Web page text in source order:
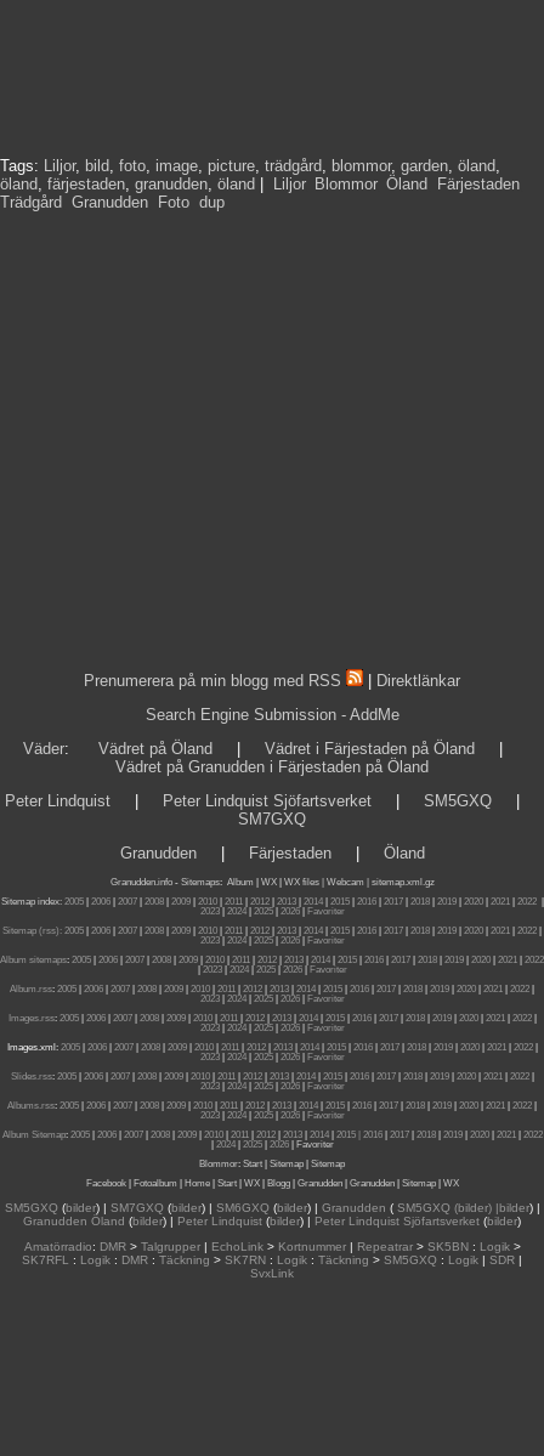
Tags: Liljor, bild, foto, image, picture, trädgård, blommor, garden, öland,
öland, färjestaden, granudden, öland Liljor, Blommor, Öland Färjestaden
Trädgård Granudden Foto dup
Prenumerera på min blogg med RSS
Direktlänkar
Search Engine Submission - AddMe
Väder: Vädret på Öland Vädret i Färjestaden på Öland
Vädret på Granudden i Färjestaden på Öland
Peter Lindquist
Peter Lindquist Sjöfartsverket SM5GXQ
SM7GXQ
Granudden| Färjestaden| Öland
Granudden.info- Sitemaps: Album WX WX files | Webcam |
sitemap.xml.gz
Sitemap index: 2005| 2006| 2007| 2008| 2009| 2010| 2011| 2012| 2013| 2014| 2015| 2016| 2017| 2018| 2019| 2020| 2021| 2022|
2023| 2024| 2025| 2026|
Favoriter
Sitemap (rss): 2005 2006 2007 2008 2009 2010 2011 2012 2013 2014 2015 2016 2017 2018 2019 2020 2021 2022
2023| 2024| 2025| 2026|
Favoriter
Album sitemaps: 2005 2006 2007 2008 2009 2010 2011 2012 2013 2014 2015 2016 2017 2018 2019 2020 2021
2022
2023| 2024| 2025| 2026|
Favoriter
Album.rss: 2005 2006 2007 2008 2009 2010 2011 2012 2013 2014 2015 2016 2017 2018 2019 2020 2021 2022
2023| 2024| 2025| 2026|
Favoriter
Images.rss: 2005| 2006| 2007| 2008| 2009| 2010| 2011| 2012| 2013| 2014| 2015| 2016| 2017| 2018| 2019| 2020| 2021| 2022|
2023| 2024| 2025| 2026|
Favoriter
Images.xml: 2005| 2006| 2007| 2008| 2009| 2010| 2011| 2012| 2013| 2014| 2015| 2016| 2017| 2018| 2019| 2020| 2021| 2022|
2023| 2024| 2025| 2026|
Favoriter
Slides.rss: 2005| 2006| 2007| 2008| 2009| 2010| 2011| 2012| 2013| 2014| 2015| 2016| 2017| 2018| 2019| 2020| 2021| 2022|
2023| 2024| 2025| 2026|
Favoriter
Albums.rss: 2005 2006 2007 2008 2009 2010 2011 2012 2013 2014 2015 2016 2017 2018 2019 2020 2021 2022
2023| 2024| 2025| 2026|
Favoriter
Album Sitemap: 2005| 2006| 2007| 2008| 2009| 2010| 2011| 2012| 2013| 2014| 2015 | 2016| 2017| 2018| 2019| 2020| 2021| 2022
2024| 2025| 2026|
Favoriter
Blommor: Start Sitemap
Sitemap
Facebook| Fotoalbum Home| Start| WX| Blogg| Granudden| Granudden| Sitemap| WX
SM5GXQ(bilder) | SM7GXQ(bilder) | SM6GXQ(bilder) | Granudden (SM5GXQ (bilder) |bilder) |
Granudden Öland (bilder) | Peter Lindquist (bilder) | Peter Lindquist Sjöfartsverket (bilder)
Amatörradio: DMR> Talgrupper| EchoLink> Kortnummer| Repeatrar> SK5BN: Logik>
SK7RFL
: Logik : DMR : Täckning > SK7RN : Logik : Täckning > SM5GXQ : Logik | SDR |
SvxLink